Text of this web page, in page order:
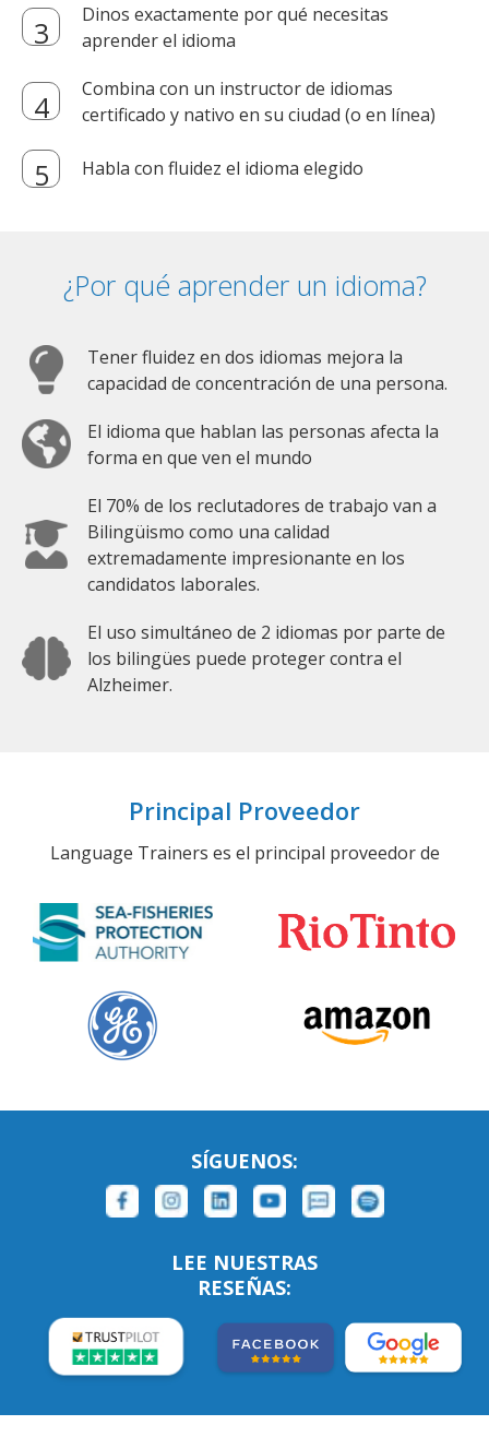
Dinos exactamente por qué necesitas
aprender el idioma
Combina con un instructor de idiomas
certificado y nativo en su ciudad (o en línea)
Habla con fluidez el idioma elegido
¿Por qué aprender un idioma?
Tener fluidez en dos idiomas mejora la
capacidad de concentración de una persona.
El idioma que hablan las personas afecta la
forma en que ven el mundo
El 70% de los reclutadores de trabajo van a
Bilingüismo como una calidad
extremadamente impresionante en los
candidatos laborales.
El uso simultáneo de 2 idiomas por parte de
los bilingües puede proteger contra el
Alzheimer.
Principal Proveedor
Language Trainers es el principal proveedor de
SÍGUENOS:
LEE NUESTRAS
RESEÑAS: